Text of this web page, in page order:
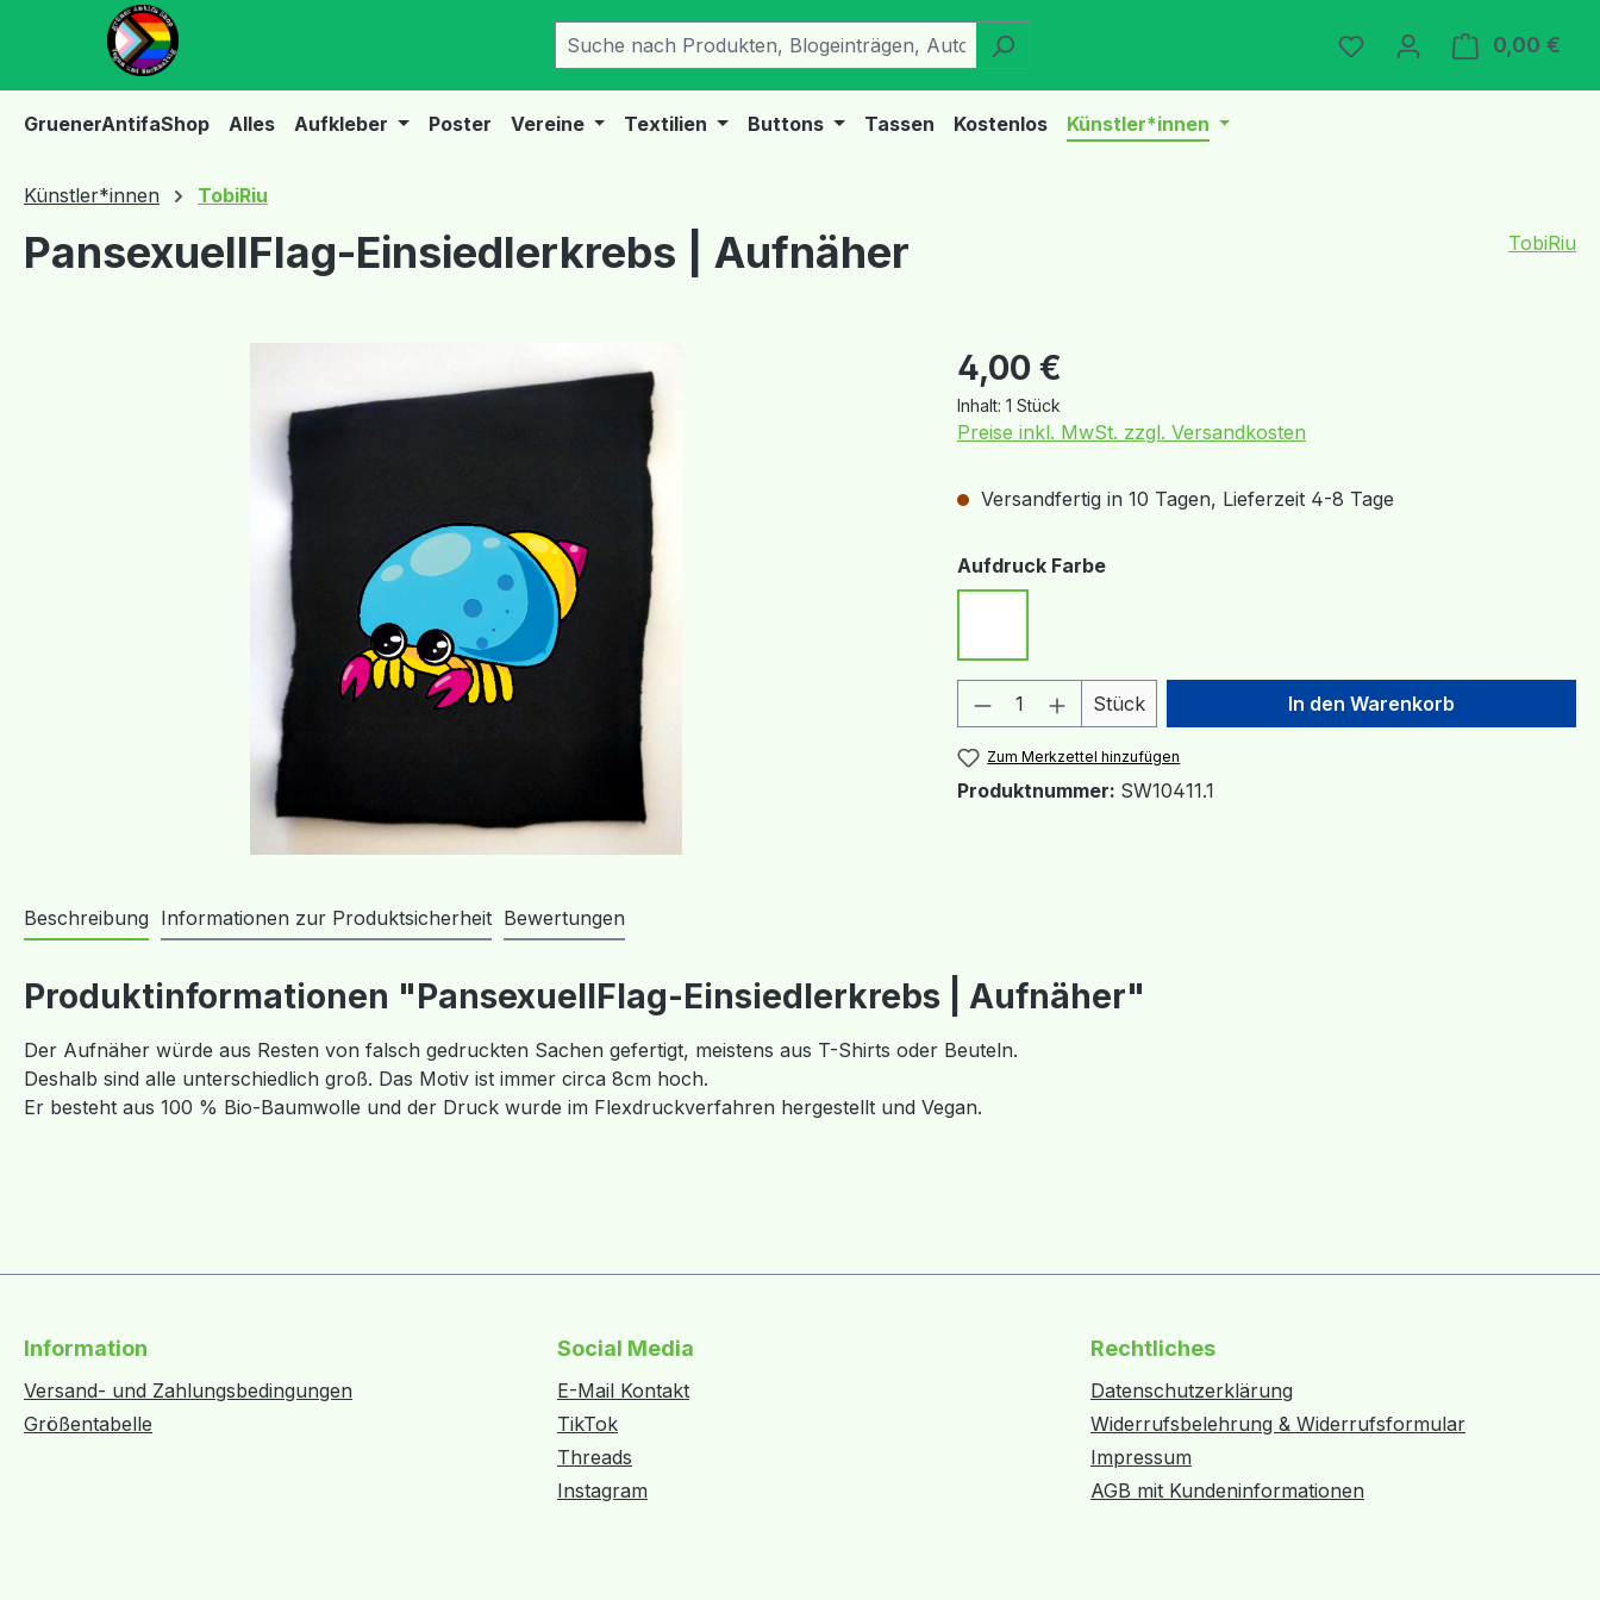
Hauptinhalt springen
Zur Suche springen
Zur Hauptnavigation springen
Du hast 0 Produkte auf
0,00 €
GruenerAntifaShop Alles Aufkleber Poster Vereine Textilien Buttons Tassen Kostenlos Künstler*innen
Künstler*innen TobiRiu
PansexuellFlag-Einsiedlerkrebs | Aufnäher TobiRiu
Regulärer Preis:
4,00 €
Inhalt: 1 Stück
Preise inkl. MwSt. zzgl. Versandkosten
Versandfertig in 10 Tagen, Lieferzeit 4-8 Tage
Aufdruck Farbeauswählen
Produkt Anzahl: Gib den gewünschten Wert
Stück In den Warenkorb
Zum Merkzettel hinzufügen
Produktnummer: SW10411.1
Beschreibung Informationen zur Produktsicherheit Bewertungen
Produktinformationen "PansexuellFlag-Einsiedlerkrebs | Aufnäher"
Der Aufnäher würde aus Resten von falsch gedruckten Sachen gefertigt, meistens aus T-Shirts oder Beuteln.
Deshalb sind alle unterschiedlich groß. Das Motiv ist immer circa 8cm hoch.
Er besteht aus 100 % Bio-Baumwolle und der Druck wurde im Flexdruckverfahren hergestellt und Vegan.
Information
Versand- und Zahlungsbedingungen
Größentabelle
Social Media
E-Mail Kontakt
TikTok
Threads
Instagram
Rechtliches
Datenschutzerklärung
Widerrufsbelehrung & Widerrufsformular
Impressum
AGB mit Kundeninformationen